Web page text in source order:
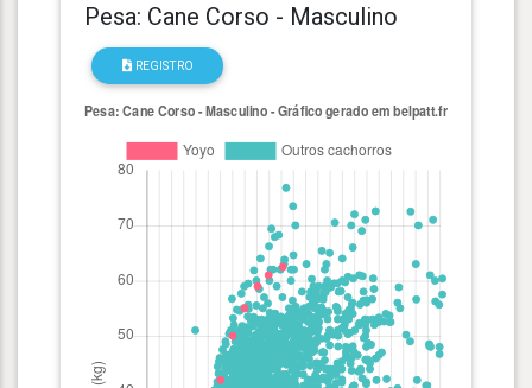
Pesa: Cane Corso - Masculino
REGISTRO